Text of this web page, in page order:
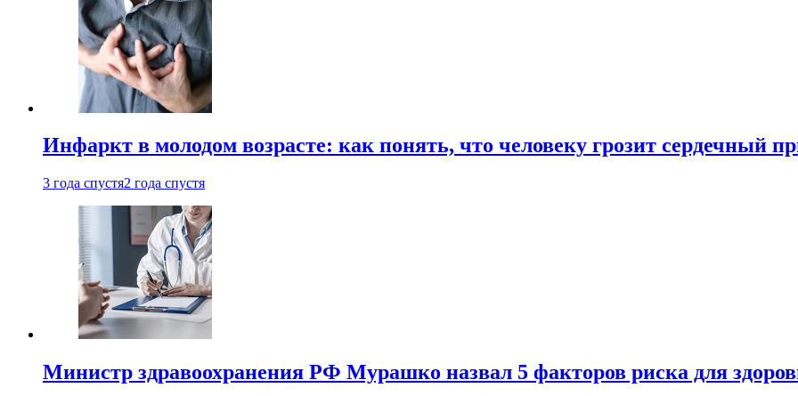
Инфаркт в молодом возрасте: как понять, что человеку грозит сердечный
3 года спустя2 года спустя
Министр здравоохранения РФ Мурашко назвал 5 факторов риска для